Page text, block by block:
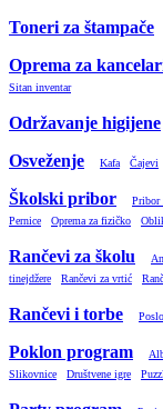
Toneri za štampače
Oprema za
Sitan inventar
Održavanje higijene
Osveženje Kafa Čajevi
Školski pribor Pribor
Pernice
Oprema za fizičko
Rančevi za školu
tinejdžere
Rančevi za vrtić
Rančevi i torbe
Poklon program
Slikovnice
Društvene igre